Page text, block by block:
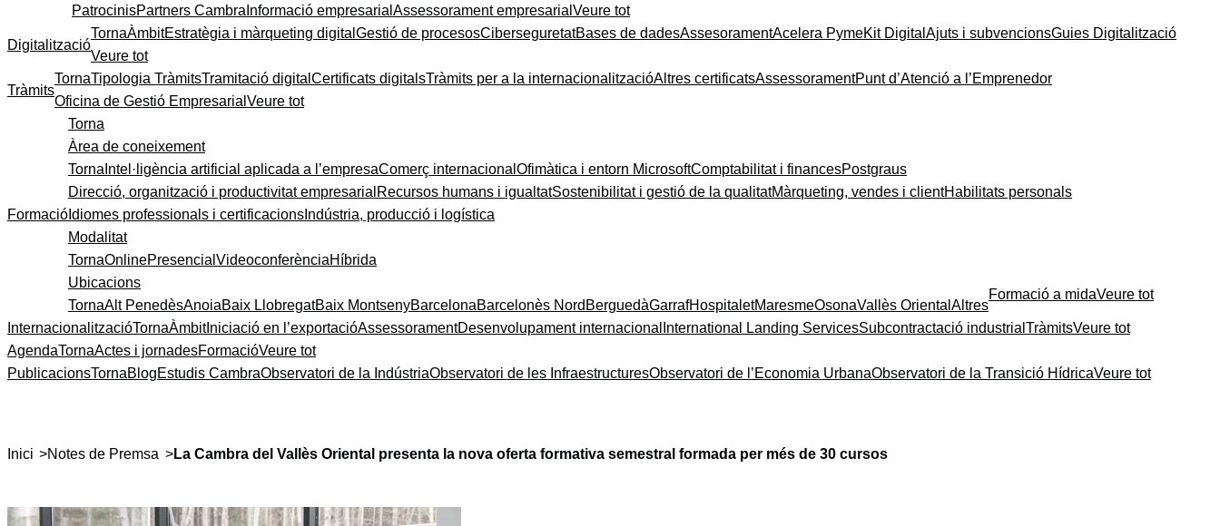
PatrocinisPartners Cambra Informació empresarial Assessorament empresarial Veure tot
Digitalització
TornaÀmbitEstratègia i màrqueting digital Gestió de procesosCiberseguretatBases de dadesAssesoramentAcelera PymeKit Digital Ajuts i subvencionsGuies Digitalització
Veure tot
Tràmits
TornaTipologia TràmitsTramitació digital Certificats digitalsTràmits per a la internacionalitzacióAltres certificatsAssessoramentPunt d’Atenció a l’Emprenedor
Oficina de Gestió Empresarial Veure tot
Formació
Torna
Àrea de coneixement
Torna Intel·ligència artificial aplicada a l’empresaComerç internacional Ofimàtica i entorn MicrosoftComptabilitat i financesPostgraus
Direcció, organització i productivitat empresarial Recursos humans i igualtatSostenibilitat i gestió de la qualitatMàrqueting, vendes i clientHabilitats personals
Idiomes professionals i certificacions Indústria, producció i logística
Modalitat
TornaOnlinePresencial VideoconferènciaHíbrida
Ubicacions
TornaAlt PenedèsAnoiaBaix LlobregatBaix MontsenyBarcelonaBarcelonès Nord BerguedàGarrafHospitaletMaresmeOsonaVallès Oriental Altres
Formació a midaVeure tot
InternacionalitzacióTornaÀmbitIniciació en l’exportacióAssessoramentDesenvolupament internacional International Landing ServicesSubcontractació industrial TràmitsVeure tot
AgendaTornaActes i jornadesFormacióVeure tot
PublicacionsTornaBlogEstudis CambraObservatori de la IndústriaObservatori de les InfraestructuresObservatori de l’Economia UrbanaObservatori de la Transició HídricaVeure tot
Inici >Notes de Premsa >La Cambra del Vallès Oriental presenta la nova oferta formativa semestral formada per més de 30 cursos